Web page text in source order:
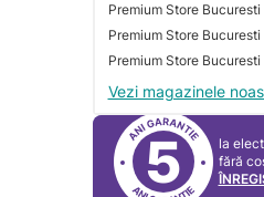
Premium Store
Premium Store
Vezi magazinele
5
la
fără